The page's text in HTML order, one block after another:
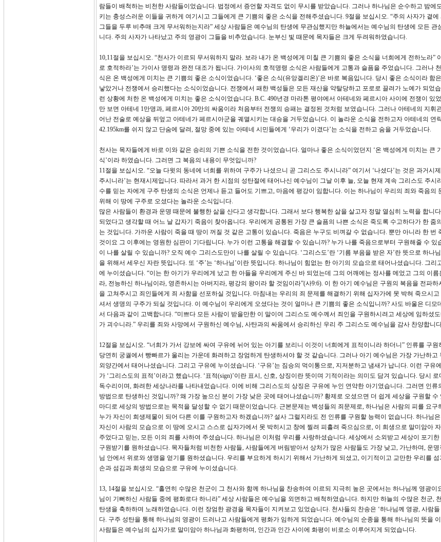
람들이 배척하는 비천한 사람들이었습니다. 법정에서 증언할 자격도 없이 무시를 받았습니다. 그러나 하나님은 순수하고 밤에
키는 충성스러운 이들을 귀하게 여기시고 그들에게 큰 기쁨의 좋은 소식을 전해주셨습니다. 9절을 보십시오. “주의 사자가 곁에
그들을 두루 비추매 크게 무서워하는지라” 세상 사람들은 예수님의 탄생에 무관심했지만 하늘에서는 예수님의 탄생에 모든 관
니다. 주의 사자가 나타났고 주의 영광이 그들을 비추었습니다. 눈부신 빛 때문에 목자들은 크게 두려워하였습니다.
10,11절을 보십시오. “천사가 이르되 무서워하지 말라. 보라 내가 온 백성에게 미칠 큰 기쁨의 좋은 소식을 너희에게 전하노라”
로 호적하라’는 가이사 명령과 완전 대조가 됩니다. 가이사의 호적명령 소식은 사람들에게 고통과 슬픔을 주었습니다. 그러나
식은 온 백성에게 미치는 큰 기쁨의 좋은 소식이었습니다. ‘좋은 소식(유앙겔리온)’은 바로 복음입니다. 당시 좋은 소식이라 함
낳았거나 전쟁에서 승리했다는 소식이었습니다. 전쟁에서 패한 백성들은 모든 재산을 약탈당하고 포로로 끌려가 노예가 되었습
런 상황에 처한 온 백성에게 미치는 좋은 소식이었습니다. B.C. 490년경 마라톤 평야에서 아테네와 페르시아 사이에 전쟁이 있
만 보면 아테네 1만명과, 페르시아 20만의 싸움이라 처음부터 전쟁의 승패는 결정된 것처럼 보였습니다. 그러나 아테네의 지휘
어난 전술로 예상을 뒤엎고 아테네가 페르시아군을 궤멸시키는 대승을 거두었습니다. 이 놀라운 소식을 전하고자 아테네의 연
42.195km를 쉬지 않고 단숨에 달려, 절망 중에 있는 아테네 시민들에게 ‘우리가 이겼다’는 소식을 전하고 숨을 거두었습니다.
천사는 목자들에게 바로 이와 같은 승리의 기쁜 소식을 전한 것이었습니다. 얼마나 좋은 소식이었던지 ‘온 백성에게 미치는 큰
식’이라 하였습니다. 그러면 그 복음의 내용이 무엇입니까?
11절을 보십시오. “오늘 다윗의 동네에 너희를 위하여 구주가 나셨으니 곧 그리스도 주시니라” 여기서 ‘나셨다’는 것은 과거시
주시니라’는 현재시제입니다. 따라서 과거 한 시점의 성탄절에 태어나신 예수님이 그날 이후 늘, 오늘 현재 계속 그리스도 주시
수를 믿는 자에게 구주 탄생의 소식은 언제나 듣고 들어도 기쁘고, 마음에 평강이 임합니다. 이는 하나님이 우리의 죄와 죽음의
위해 이 땅에 구주로 오셨다는 놀라운 소식입니다.
많은 사람들이 환경과 운명 때문에 불행한 삶을 산다고 생각합니다. 그래서 보다 행복한 삶을 살고자 정말 열심히 노력을 합니
되었다고 생각할 때 어느 날 갑자기 죽음이 찾아옵니다. 우리에게 공통된 가장 큰 슬픔의 나쁜 소식은 죽도록 수고하다가 한 줌
는 것입니다. 가까운 사람이 죽을 때 땅이 꺼질 것 같은 고통이 있습니다. 죽음은 누구도 비껴갈 수 없습니다. 뿐만 아니라 한 번
것이요 그 이후에는 영원한 심판이 기다립니다. 누가 이런 고통을 해결할 수 있습니까? 누가 나를 죽음으로부터 구원해줄 수 있
이 나를 살릴 수 있습니까? 오직 예수 그리스도만이 나를 살릴 수 있습니다. ‘그리스도’란 ‘기름 부음을 받은 자’란 뜻으로 하나
을 위해서 세우신 자란 뜻입니다. 또 ‘주’는 ‘하나님’이란 뜻입니다. 하나님이 힘없는 한 아기의 모습으로 태어나셨습니다. 그리
에 누이셨습니다. “이는 한 아기가 우리에게 났고 한 아들을 우리에게 주신 바 되었는데 그의 어깨에는 정사를 메었고 그의 이
라, 전능하신 하나님이라, 영존하시는 아버지라, 평강의 왕이라 할 것임이라”(사9:6). 이 한 아기 예수님은 구원의 복음을 전파하
을 고쳐주시고 죄인들에게 죄 사함을 선포하실 것입니다. 마침내는 우리의 죄 문제를 해결하기 위해 십자가에 못 박혀 죽으시
셔서 생명의 구주가 되실 것입니다. 이 예수님이 우리에게 오셨다는 것이 얼마나 큰 기쁨의 좋은 소식입니까? 사도 바울은 디모
서 다음과 같이 고백합니다. “미쁘다 모든 사람이 받을만한 이 말이여 그리스도 예수께서 죄인을 구원하시려고 세상에 임하셨
가 괴수니라.” 우리를 죄와 사망에서 구원하신 예수님, 사탄과의 싸움에서 승리하신 우리 주 그리스도 예수님을 감사 찬양합니
12절을 보십시오. “너희가 가서 강보에 싸여 구유에 뉘어 있는 아기를 보리니 이것이 너희에게 표적이니라 하더니” 인류를 구원
당연히 궁궐에서 빵빠르가 울리는 가운데 화려하고 장엄하게 탄생하셔야 할 것 같습니다. 그러나 아기 예수님은 가장 가난하고
외양간에서 태어나셨습니다. 그리고 구유에 누이셨습니다. ‘구유’는 짐승의 먹이통으로, 지저분하고 냄새가 납니다. 이런 구유
가 ‘그리스도의 표적’이라고 했습니다. ‘표적(sign)’이란 표시, 신호, 상징이란 뜻이며 기적이라는 의미도 담겨 있습니다. 당시
독수리이며, 화려한 세상나라를 나타내었습니다. 이에 비해 그리스도의 상징은 구유에 누인 연약한 아기였습니다. 그러면 인류
방법으로 탄생하신 것입니까? 왜 가장 높으신 분이 가장 낮은 곳에 태어나셨습니까? 황제로 오셨으면 더 쉽게 세상을 구원할 수
마디로 세상의 방법으로는 목적을 달성할 수 없기 때문이었습니다. 근본문제는 백성들의 죄문제로, 하나님은 사람의 피를 요구
누가 자신이 희생제물이 되어 다른 이를 구원하고자 하겠습니까? 설사 그럴지라도 전 인류를 구원할 능력이 없습니다. 하나님
자신이 사람의 모습으로 이 땅에 오시고 스스로 십자가에서 못 박히시고 창에 찔려 피흘려 죽으심으로, 이 희생으로 말미암아
주었다고 믿는, 모든 이의 죄를 사하여 주셨습니다. 하나님은 이처럼 우리를 사랑하셨습니다. 세상에서 소외받고 세상이 포기
구원받기를 원하셨습니다. 목자들처럼 비천한 사람들, 사람들에게 버림받아서 상처가 많은 사람들도 가장 낮고, 가난하며, 운
님 안에서 위로와 생명을 얻기를 원하셨습니다. 우리를 부요하게 하시기 위해서 가난하게 되셨고, 이기적이고 교만한 우리를 섬
손과 섬김과 희생의 모습으로 구유에 누이셨습니다.
13, 14절을 보십시오. “홀연히 수많은 천군이 그 천사와 함께 하나님을 찬송하여 이르되 지극히 높은 곳에서는 하나님께 영광이
님이 기뻐하신 사람들 중에 평화로다 하니라” 세상 사람들은 예수님을 외면하고 배척하였습니다. 하지만 하늘의 수많은 천군,
탄생을 축하하며 노래하였습니다. 이런 장엄한 광경을 목자들이 지켜보고 있었습니다. 천사들의 찬송은 ‘하나님께 영광, 사람들
다. 구주 성탄을 통해 하나님의 영광이 드러나고 사람들에게 평화가 임하게 되었습니다. 예수님의 순종을 통해 하나님의 뜻을
사람들은 예수님의 십자가로 말미암아 하나님과 화평하며, 인간과 인간 사이에 화평이 비로소 이루어지게 되었습니다.